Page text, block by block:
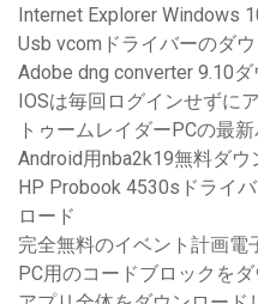
Internet Explorer Windows
Usb vcomドライバーのダ
Adobe dng converter 9.10
IOSは毎回ログインせずに
トゥームレイダーPCの最
Android用nba2k19無料ダウ
HP Probook 4530sドライ
ロード
完全無料のイベント計画電
PC用のコードブロックを